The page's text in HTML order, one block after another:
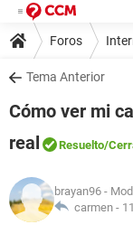
Foros
Tema Anterior
Cómo ver mi
real
Resuelto/
brayan96 -
carmen -